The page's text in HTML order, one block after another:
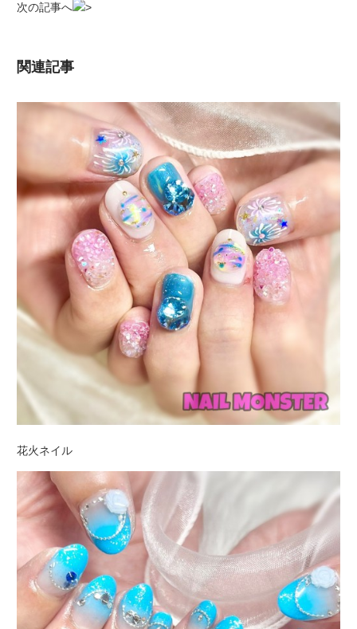
次の記事へ
関連記事
花火ネイル